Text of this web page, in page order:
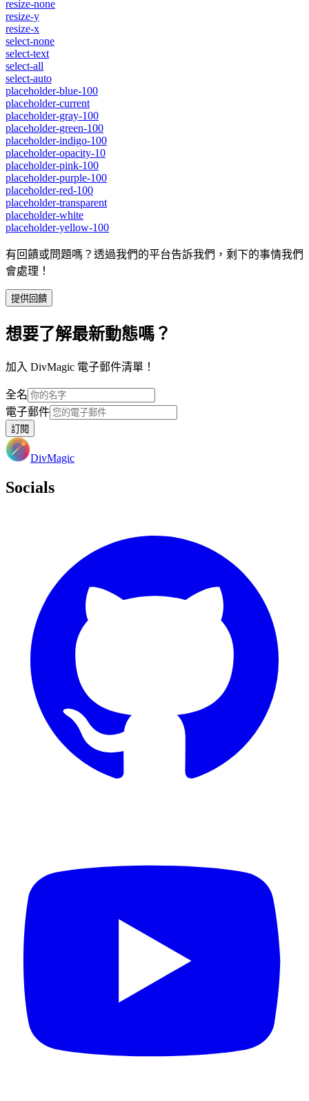
resize-none
resize-y
resize-x
select-none
select-text
select-all
select-auto
placeholder-blue-100
placeholder-current
placeholder-gray-100
placeholder-green-100
placeholder-indigo-100
placeholder-opacity-10
placeholder-pink-100
placeholder-purple-100
placeholder-red-100
placeholder-transparent
placeholder-white
placeholder-yellow-100
有回饋或問題嗎？透過我們的平台告訴我們，剩下的事情我們
會處理！
提供回饋
想要了解最新動態嗎？
加入 DivMagic 電子郵件清單！
全名
電子郵件
訂閱
DivMagic
Socials